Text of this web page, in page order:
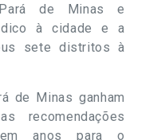
de Minas e
à cidade e a
sete distritos à
de Minas ganham
recomendações
anos para o